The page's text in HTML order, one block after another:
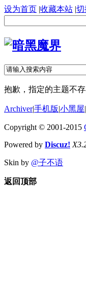
设为首页 |收藏本站 |切
抱歉，指定的主题不
Archiver|手机版|小黑屋|
Copyright © 2001-2015
Powered by Discuz!
Skin by @子不语
返回顶部